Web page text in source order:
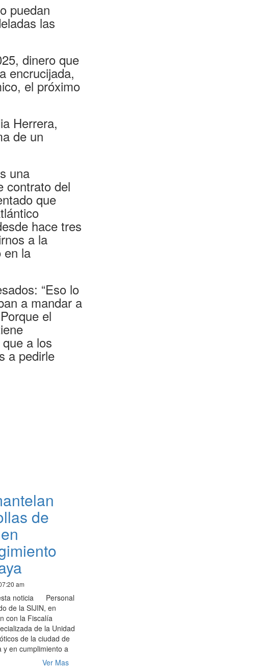
puedan
las
dinero que
encrucijada,
el próximo
Herrera,
de un
una
contrato del
que
hace tres
a la
en la
“Eso lo
a mandar a
el
a los
a pedirle
de
am
noticia Personal
de la SIJIN, en
con la Fiscalía
de la Unidad
de la ciudad de
y en cumplimiento a
Ver Mas